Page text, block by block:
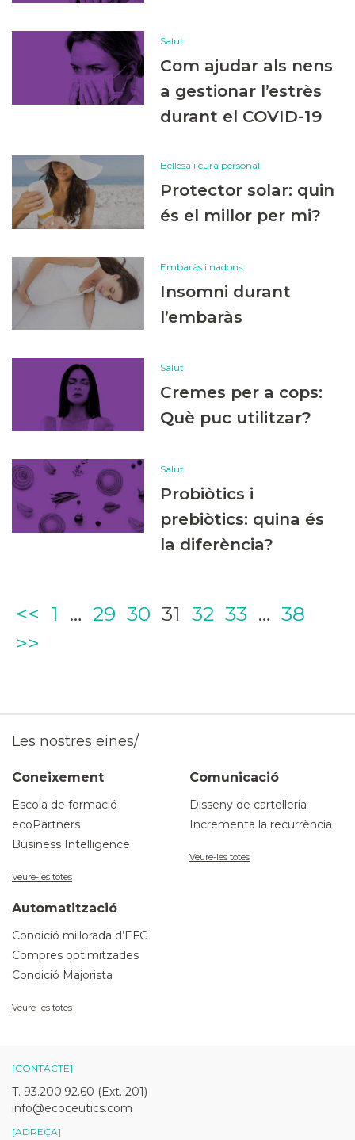
Salut
Com ajudar als nens
a gestionar l’estrès
durant el COVID-19
Bellesa i cura personal
Protector solar: quin
és el millor per mi?
Embaràs i nadons
Insomni durant
l’embaràs
Salut
Cremes per a cops:
Què puc utilitzar?
Salut
Probiòtics i
prebiòtics: quina és
la diferència?
<< Page
1 … Page
29 Page
30 Page
31 Page
32 Page
33 … Page
38
>>
Les nostres eines/
Coneixement
Escola de formació
ecoPartners
Business Intelligence
Veure-les totes
Comunicació
Disseny de cartelleria
Incrementa la recurrència
Veure-les totes
Automatització
Condició millorada d’EFG
Compres optimitzades
Condició Majorista
Veure-les totes
[CONTACTE]
T. 93.200.92.60 (Ext. 201)
info@ecoceutics.com
[ADREÇA]